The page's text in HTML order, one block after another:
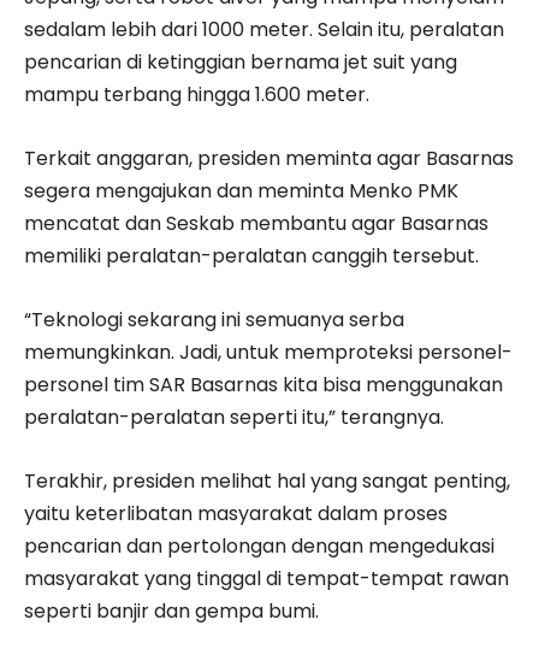
sedalam lebih dari 1000 meter. Selain itu, peralatan
pencarian di ketinggian bernama jet suit yang
mampu terbang hingga 1.600 meter.
Terkait anggaran, presiden meminta agar Basarnas
segera mengajukan dan meminta Menko PMK
mencatat dan Seskab membantu agar Basarnas
memiliki peralatan-peralatan canggih tersebut.
“Teknologi sekarang ini semuanya serba
memungkinkan. Jadi, untuk memproteksi personel-
personel tim SAR Basarnas kita bisa menggunakan
peralatan-peralatan seperti itu,” terangnya.
Terakhir, presiden melihat hal yang sangat penting,
yaitu keterlibatan masyarakat dalam proses
pencarian dan pertolongan dengan mengedukasi
masyarakat yang tinggal di tempat-tempat rawan
seperti banjir dan gempa bumi.